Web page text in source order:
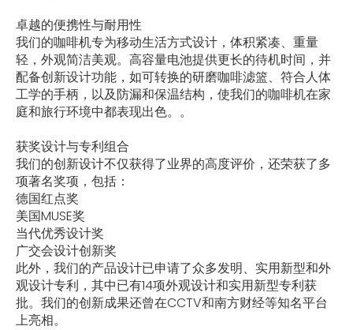
卓越的便携性与耐用性
我们的咖啡机专为移动生活方式设计，体积紧凑、重量
轻，外观简洁美观。高容量电池提供更长的待机时间，并
配备创新设计功能，如可转换的研磨咖啡滤篮、符合人体
工学的手柄，以及防漏和保温结构，使我们的咖啡机在家
庭和旅行环境中都表现出色。。
获奖设计与专利组合
我们的创新设计不仅获得了业界的高度评价，还荣获了多
项著名奖项，包括：
德国红点奖
美国MUSE奖
当代优秀设计奖
广交会设计创新奖
此外，我们的产品设计已申请了众多发明、实用新型和外
观设计专利，其中已有14项外观设计和实用新型专利获
批。我们的创新成果还曾在CCTV和南方财经等知名平台
上亮相。